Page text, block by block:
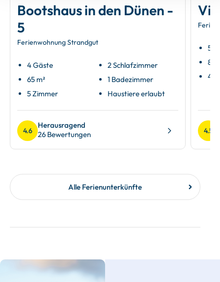
Bootshaus in den Dünen -
5
Ferienwohnung Strandgut
4 Gäste
65 m²
5 Zimmer
2 Schlafzimmer
1 Badezimmer
Haustiere erlaubt
4.6
Herausragend
26 Bewertungen
5
88
4
4.5
Alle Ferienunterkünfte